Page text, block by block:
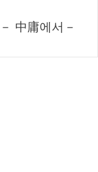
－ 中庸에서－